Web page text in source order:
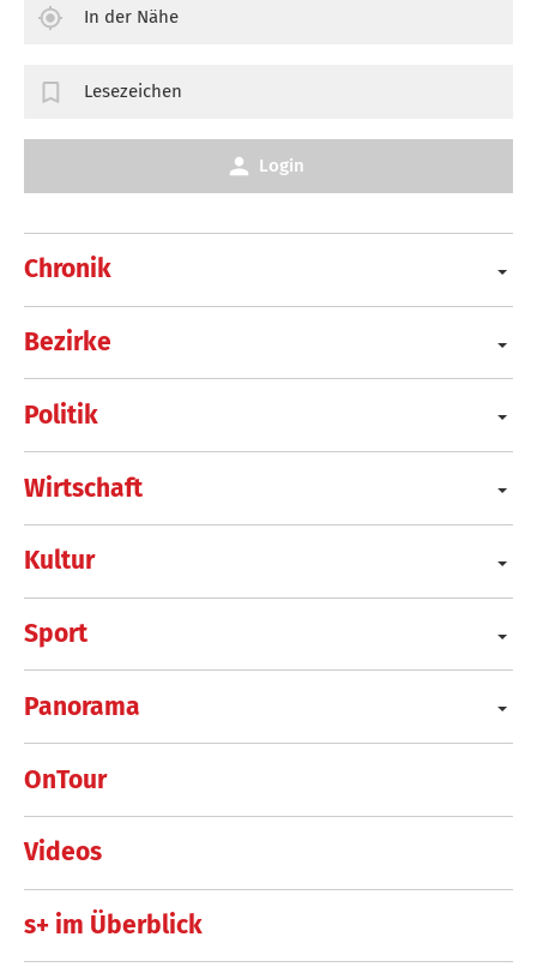
Chronik
Bezirke
Politik
Wirtschaft
Kultur
Sport
Panorama
OnTour
Videos
s+ im Überblick
In der Nähe
Lesezeichen
Login